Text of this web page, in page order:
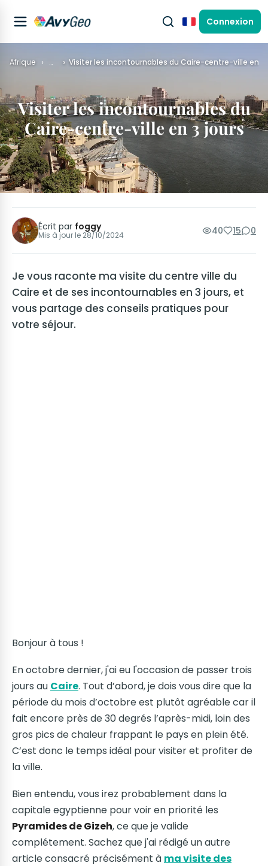
FrançaisConnexion
Afrique … Visiter les incontournables du Caire-centre-ville en 3
Visiter les incontournables du
Caire-centre-ville en 3 jours
Écrit par foggy
Mis à jour le 28/10/2024 40 15 0
Je vous raconte ma visite du centre ville du
Caire et de ses incontournables en 3 jours, et
vous partage des conseils pratiques pour
votre séjour.
Bonjour à tous !
En octobre dernier, j'ai eu l'occasion de passer trois
jours au Caire. Tout d’abord, je dois vous dire que la
période du mois d’octobre est plutôt agréable car il
fait encore près de 30 degrés l’après-midi, loin des
gros pics de chaleur frappant le pays en plein été.
C’est donc le temps idéal pour visiter et profiter de
la ville.
Bien entendu, vous irez probablement dans la
capitale egyptienne pour voir en priorité les
Pyramides de Gizeh, ce que je valide
complétement. Sachez que j'ai rédigé un autre
article consacré précisément à ma visite des